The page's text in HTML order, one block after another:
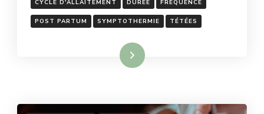
CYCLE D'ALLAITEMENT DURÉE FRÉQUENCE
POST PARTUM SYMPTOTHERMIE TÉTÉES
Lire la suite